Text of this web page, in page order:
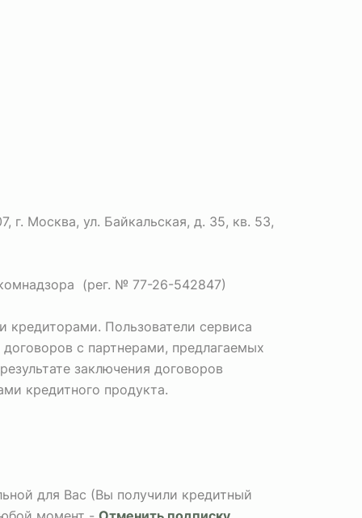
Москва, ул. Байкальская, д. 35, кв. 53,
(рег. № 77-26-542847)
кредиторами. Пользователи сервиса
с партнерами, предлагаемых
заключения договоров
кредитного продукта.
для Вас (Вы получили кредитный